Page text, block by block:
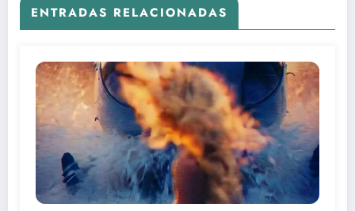
ENTRADAS RELACIONADAS